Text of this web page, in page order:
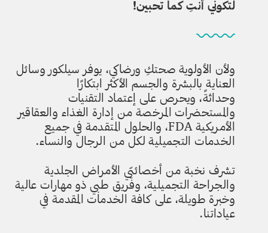
لتكوني أنتِ كما تحبين!
ولأن الأولوية صحتكِ ورضاكي، يوفر سيلكور وسائل
العناية بالبشرة والجسم الأكثر ابتكارًا
وحداثةً، ويحرص على إعتماد التقنيات
والمستحضرات المرخصة من إدارة الغذاء والعقاقير
الأمريكية FDA، والحلول المتقدمة في جميع
الخدمات التجميلية لكل من الرجال والنساء.
تشرف نخبة من أخصائيّي الأمراض الجلدية
والجراحة التجميلية، وفريق طبي ذو مهارات عالية
وخبرة طويلة، على كافة الخدمات المقدمة في
عياداتنا.